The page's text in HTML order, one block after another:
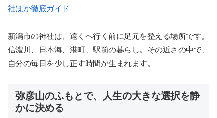
社ほか徹底ガイド
新潟市の神社は、遠くへ行く前に足元を整える場所です。
信濃川、日本海、港町、駅前の暮らし。その近さの中で、
自分の毎日を少し正す時間が生まれます。
弥彦山のふもとで、人生の大きな選択を静
かに決める